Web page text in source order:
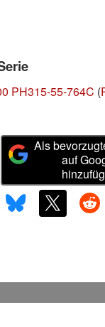
PH315-55-764C (
Als
auf